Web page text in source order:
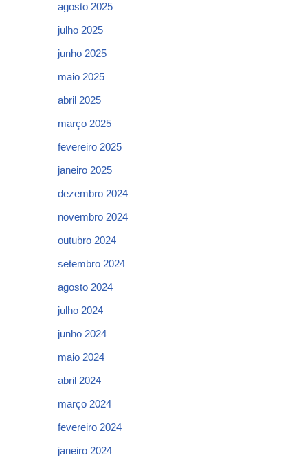
agosto 2025
julho 2025
junho 2025
maio 2025
abril 2025
março 2025
fevereiro 2025
janeiro 2025
dezembro 2024
novembro 2024
outubro 2024
setembro 2024
agosto 2024
julho 2024
junho 2024
maio 2024
abril 2024
março 2024
fevereiro 2024
janeiro 2024